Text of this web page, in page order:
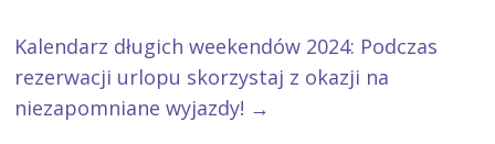
Kalendarz długich weekendów 2024: Podczas
rezerwacji urlopu skorzystaj z okazji na
niezapomniane wyjazdy! →